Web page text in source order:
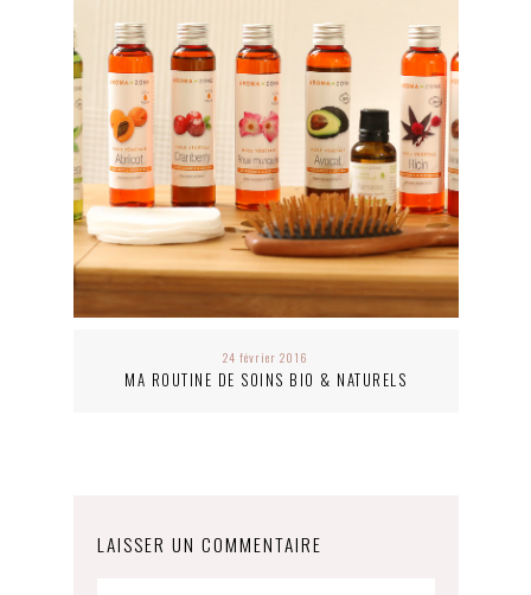
24 février 2016
MA ROUTINE DE SOINS BIO & NATURELS
LAISSER UN COMMENTAIRE